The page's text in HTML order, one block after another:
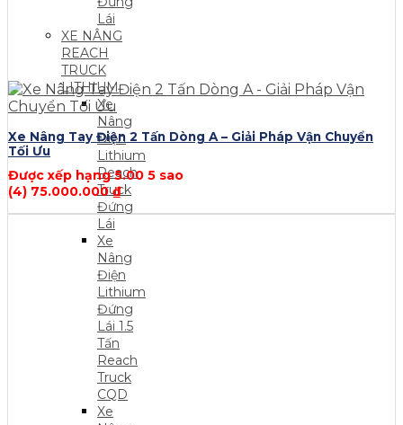
Lái
XE NÂNG
REACH
TRUCK
LITHIUM
Xe
Nâng
Điện
Lithium
Reach
Truck
Đứng
Lái
Xe
Nâng
Điện
Lithium
Đứng
Lái 1.5
Tấn
Reach
Truck
CQD
Xe
Xe Nâng Tay Điện 2 Tấn Dòng A – Giải Pháp Vận Chuyển
Tối Ưu
Được xếp hạng5.00 5 sao
(4) 75.000.000₫